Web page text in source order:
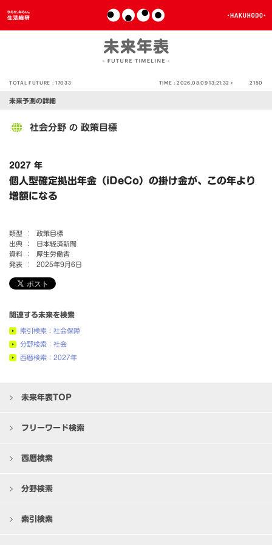
TOTAL FUTURE :17033 TIME :2026.08.09 13:21:32 > 2150
未来予測の詳細
社会分野 の 政策目標
2027 年
個人型確定拠出年金（iDeCo）の掛け金が、この年より
増額になる
類型 ：
政策目標
出典 ：
日本経済新聞
資料 ：
厚生労働省
発表 ：
2025年9月6日
関連する未来を検索
索引検索：社会保障
分野検索：社会
西暦検索：2027年
未来年表TOP
フリーワード検索
西暦検索
分野検索
索引検索